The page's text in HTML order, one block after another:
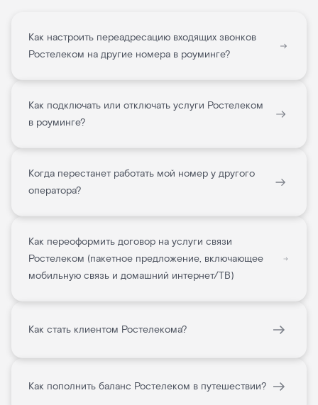
Как настроить переадресацию входящих звонков
Ростелеком на другие номера в роуминге?
Как подключать или отключать услуги Ростелеком
в роуминге?
Когда перестанет работать мой номер у другого
оператора?
Как переоформить договор на услуги связи
Ростелеком (пакетное предложение, включающее
мобильную связь и домашний интернет/ТВ)
Как стать клиентом Ростелекома?
Как пополнить баланс Ростелеком в путешествии?